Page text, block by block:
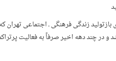
و در چند دهه اخیر صرفاً به فعالیت